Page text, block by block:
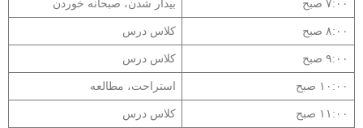
۷:۰۰ صبح بیدار شدن، صبحانه خوردن
۸:۰۰ صبح کلاس درس
۹:۰۰ صبح کلاس درس
۱۰:۰۰ صبح استراحت، مطالعه
۱۱:۰۰ صبح کلاس درس